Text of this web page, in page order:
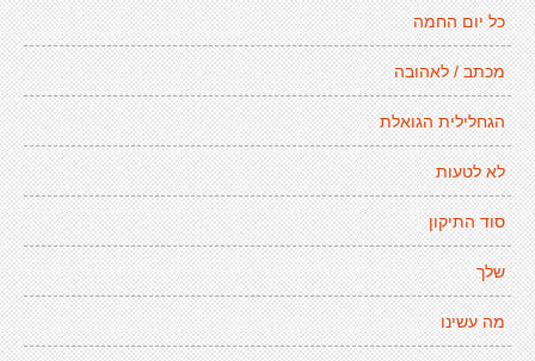
כל יום החמה
מכתב / לאהובה
הגחלילית הגואלת
לא לטעות
סוד התיקון
שלך
מה עשינו